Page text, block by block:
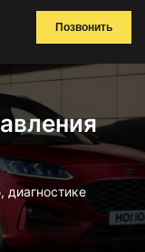
Позвонить
диагностике